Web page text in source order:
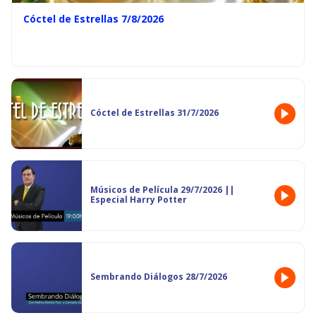
Cóctel de Estrellas 7/8/2026
Cóctel de Estrellas 31/7/2026
Músicos de Película 29/7/2026 ||
Especial Harry Potter
Sembrando Diálogos 28/7/2026